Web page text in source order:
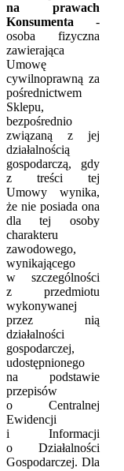
na prawach
Konsumenta -
osoba fizyczna
zawierająca
Umowę
cywilnoprawną za
pośrednictwem
Sklepu,
bezpośrednio
związaną z jej
działalnością
gospodarczą, gdy
z treści tej
Umowy wynika,
że nie posiada ona
dla tej osoby
charakteru
zawodowego,
wynikającego
w szczególności
z przedmiotu
wykonywanej
przez nią
działalności
gospodarczej,
udostępnionego
na podstawie
przepisów
o Centralnej
Ewidencji
i Informacji
o Działalności
Gospodarczej. Dla